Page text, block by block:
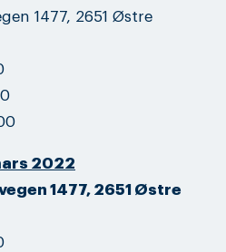
1477, 2651 Østre
2022
1477, 2651 Østre